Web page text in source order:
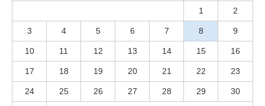
1 2
3 4 5 6 7 8 9
10 11 12 13 14 15 16
17 18 19 20 21 22 23
24 25 26 27 28 29 30